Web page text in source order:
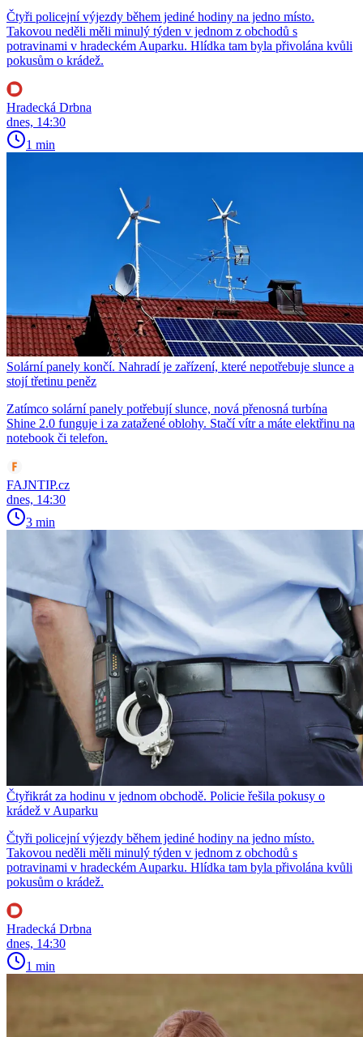
Čtyři policejní výjezdy během jediné hodiny na jedno místo.
Takovou neděli měli minulý týden v jednom z obchodů s
potravinami v hradeckém Auparku. Hlídka tam byla přivolána kvůli
pokusům o krádež.
Hradecká Drbna
dnes, 14:30
1 min
Solární panely končí. Nahradí je zařízení, které nepotřebuje slunce a
stojí třetinu peněz
Zatímco solární panely potřebují slunce, nová přenosná turbína
Shine 2.0 funguje i za zatažené oblohy. Stačí vítr a máte elektřinu na
notebook či telefon.
FAJNTIP.cz
dnes, 14:30
3 min
Čtyřikrát za hodinu v jednom obchodě. Policie řešila pokusy o
krádež v Auparku
Čtyři policejní výjezdy během jediné hodiny na jedno místo.
Takovou neděli měli minulý týden v jednom z obchodů s
potravinami v hradeckém Auparku. Hlídka tam byla přivolána kvůli
pokusům o krádež.
Hradecká Drbna
dnes, 14:30
1 min